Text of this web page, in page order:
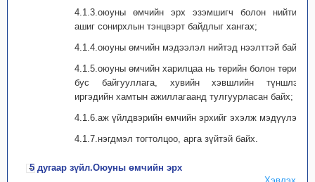
4.1.3.оюуны өмчийн эрх эзэмшигч болон нийтийн
ашиг сонирхлын тэнцвэрт байдлыг хангах;
4.1.4.оюуны өмчийн мэдээлэл нийтэд нээлттэй байх;
4.1.5.оюуны өмчийн харилцаа нь төрийн болон төрийн
бус байгууллага, хувийн хэвшлийн түншлэл,
иргэдийн хамтын ажиллагаанд тулгуурласан байх;
4.1.6.аж үйлдвэрийн өмчийн эрхийг эхэлж мэдүүлэх;
4.1.7.нэгдмэл тогтолцоо, арга зүйтэй байх.
5 дугаар зүйл.Оюуны өмчийн эрх